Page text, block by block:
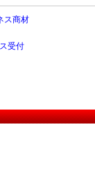
ス商材
受付